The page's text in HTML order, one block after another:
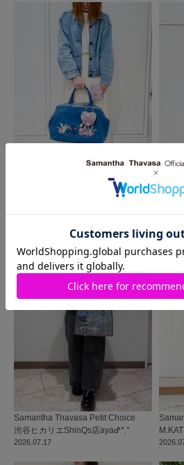
同じ商品を使ったコー
2026.07.17
Samantha Thavasa Petit Choice
渋谷ヒカリエShinQs店ayaᕷ*.°